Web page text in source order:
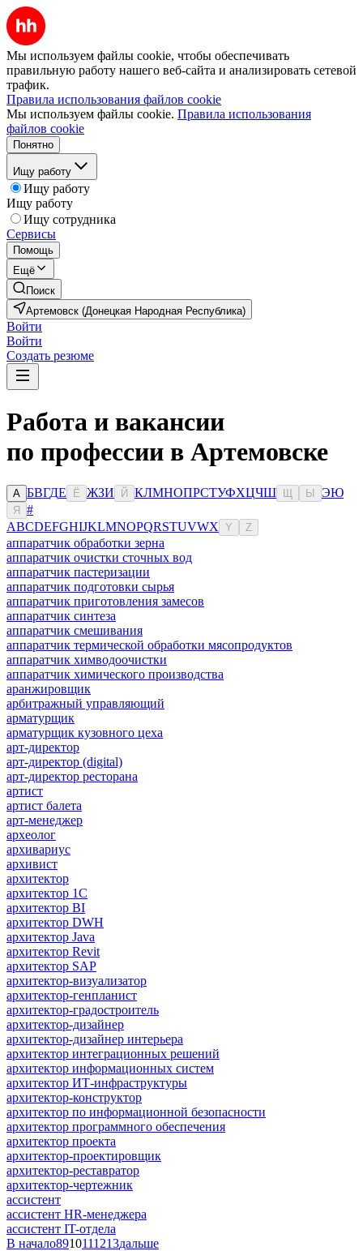
Мы используем файлы cookie, чтобы обеспечивать
правильную работу нашего веб-сайта и анализировать сетевой
трафик.
Правила использования файлов cookie
Мы используем файлы cookie. Правила использования
файлов cookie
Понятно
Ищу работу
Ищу работу
Ищу работу
Ищу сотрудника
Сервисы
Помощь
Ещё
Поиск
Артемовск (Донецкая Народная Республика)
Войти
Войти
Создать резюме
Работа и вакансии
по профессии в Артемовске
А БВГДЕ Ё ЖЗИ Й КЛМНОПРСТУФХЦЧШ Ы ЭЮ
Я
#
ABCDEFGHIJKLMNOPQRSTUVWX Y Z
аппаратчик обработки зерна
аппаратчик очистки сточных вод
аппаратчик пастеризации
аппаратчик подготовки сырья
аппаратчик приготовления замесов
аппаратчик синтеза
аппаратчик смешивания
аппаратчик термической обработки мясопродуктов
аппаратчик химводоочистки
аппаратчик химического производства
аранжировщик
арбитражный управляющий
арматурщик
арматурщик кузовного цеха
арт-директор
арт-директор (digital)
арт-директор ресторана
артист
артист балета
арт-менеджер
археолог
архивариус
архивист
архитектор
архитектор 1С
архитектор BI
архитектор DWH
архитектор Java
архитектор Revit
архитектор SAP
архитектор-визуализатор
архитектор-генпланист
архитектор-градостроитель
архитектор-дизайнер
архитектор-дизайнер интерьера
архитектор интеграционных решений
архитектор информационных систем
архитектор ИТ-инфраструктуры
архитектор-конструктор
архитектор по информационной безопасности
архитектор программного обеспечения
архитектор проекта
архитектор-проектировщик
архитектор-реставратор
архитектор-чертежник
ассистент
ассистент HR-менеджера
ассистент IT-отдела
В начало8910111213дальше